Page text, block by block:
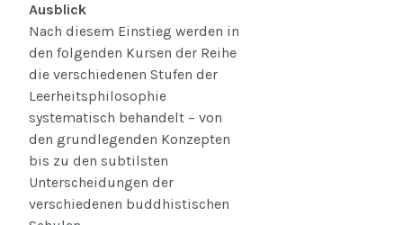
Ausblick
Nach diesem Einstieg werden in
den folgenden Kursen der Reihe
die verschiedenen Stufen der
Leerheitsphilosophie
systematisch behandelt – von
den grundlegenden Konzepten
bis zu den subtilsten
Unterscheidungen der
verschiedenen buddhistischen